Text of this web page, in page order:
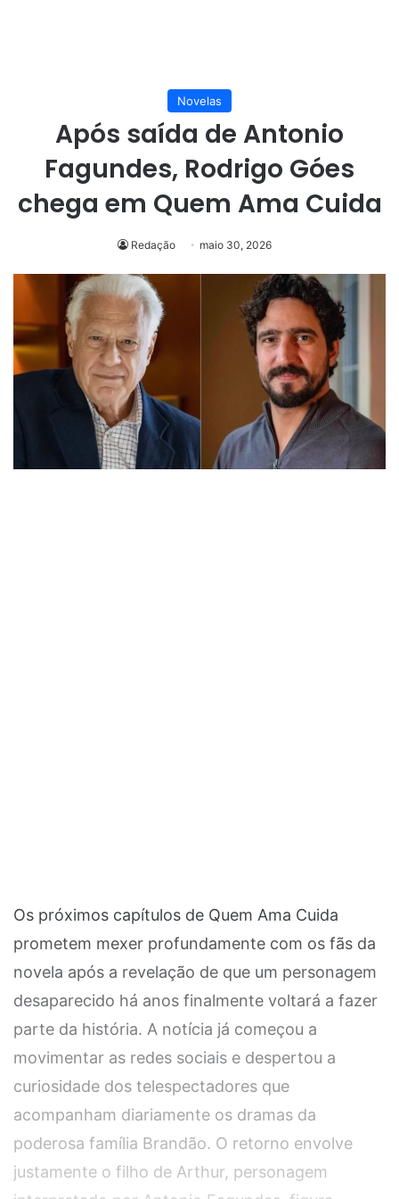
Novelas
Após saída de Antonio
Fagundes, Rodrigo Góes
chega em Quem Ama Cuida
Redação maio 30, 2026
Os próximos capítulos de Quem Ama Cuida
prometem mexer profundamente com os fãs da
novela após a revelação de que um personagem
desaparecido há anos finalmente voltará a fazer
parte da história. A notícia já começou a
movimentar as redes sociais e despertou a
curiosidade dos telespectadores que
acompanham diariamente os dramas da
poderosa família Brandão. O retorno envolve
justamente o filho de Arthur, personagem